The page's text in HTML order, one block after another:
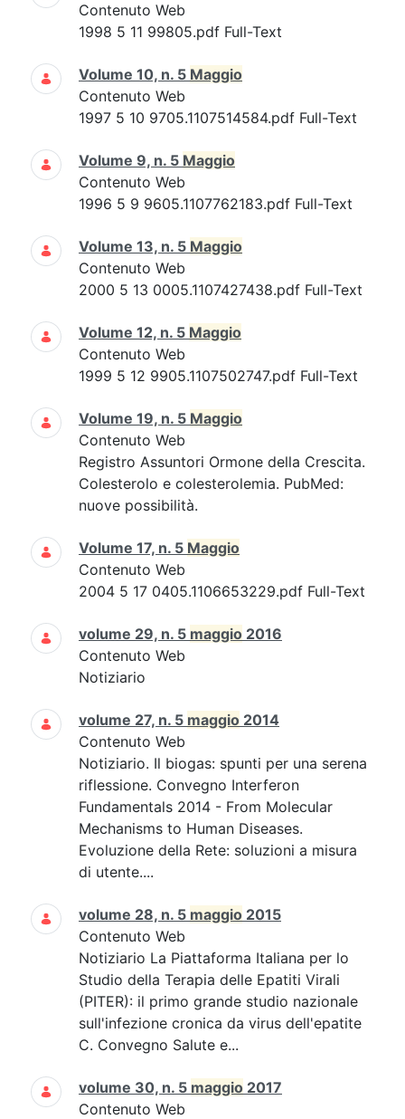
Contenuto Web
1998 5 11 99805.pdf Full-Text
Volume 10, n. 5 Maggio
Contenuto Web
1997 5 10 9705.1107514584.pdf Full-Text
Volume 9, n. 5 Maggio
Contenuto Web
1996 5 9 9605.1107762183.pdf Full-Text
Volume 13, n. 5 Maggio
Contenuto Web
2000 5 13 0005.1107427438.pdf Full-Text
Volume 12, n. 5 Maggio
Contenuto Web
1999 5 12 9905.1107502747.pdf Full-Text
Volume 19, n. 5 Maggio
Contenuto Web
Registro Assuntori Ormone della Crescita.
Colesterolo e colesterolemia. PubMed:
nuove possibilità.
Volume 17, n. 5 Maggio
Contenuto Web
2004 5 17 0405.1106653229.pdf Full-Text
volume 29, n. 5 maggio 2016
Contenuto Web
Notiziario
volume 27, n. 5 maggio 2014
Contenuto Web
Notiziario. Il biogas: spunti per una serena
riflessione. Convegno Interferon
Fundamentals 2014 - From Molecular
Mechanisms to Human Diseases.
Evoluzione della Rete: soluzioni a misura
di utente....
volume 28, n. 5 maggio 2015
Contenuto Web
Notiziario La Piattaforma Italiana per lo
Studio della Terapia delle Epatiti Virali
(PITER): il primo grande studio nazionale
sull'infezione cronica da virus dell'epatite
C. Convegno Salute e...
volume 30, n. 5 maggio 2017
Contenuto Web